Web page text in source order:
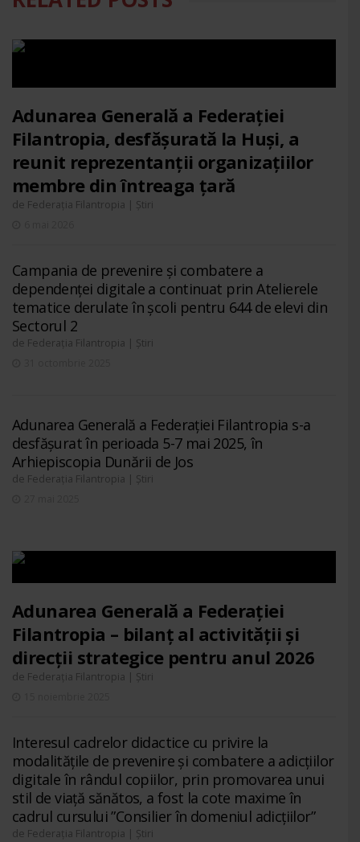
Adunarea Generală a Federației
Filantropia, desfășurată la Huși, a
reunit reprezentanții organizațiilor
membre din întreaga țară
de Federația Filantropia | Știri
Campania de prevenire și combatere a
dependenței digitale a continuat prin Atelierele
tematice derulate în școli pentru 644 de elevi din
Sectorul 2
de Federația Filantropia | Știri
Adunarea Generală a Federației Filantropia s-a
desfășurat în perioada 5-7 mai 2025, în
Arhiepiscopia Dunării de Jos
de Federația Filantropia | Știri
Adunarea Generală a Federației
Filantropia – bilanț al activității și
direcții strategice pentru anul 2026
de Federația Filantropia | Știri
Interesul cadrelor didactice cu privire la
modalitățile de prevenire și combatere a adicțiilor
digitale în rândul copiilor, prin promovarea unui
stil de viață sănătos, a fost la cote maxime în
cadrul cursului ”Consilier în domeniul adicțiilor”
de Federația Filantropia | Știri